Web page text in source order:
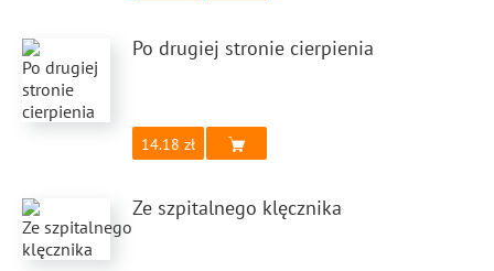
Po drugiej stronie cierpienia
14.18
Ze szpitalnego klęcznika